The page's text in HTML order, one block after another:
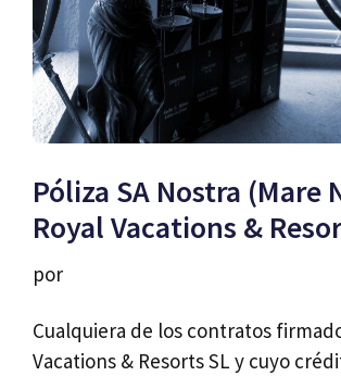
Póliza SA Nostra (Mare
Royal Vacations &
por
Cualquiera de los contratos
Vacations & Resorts SL y cuyo